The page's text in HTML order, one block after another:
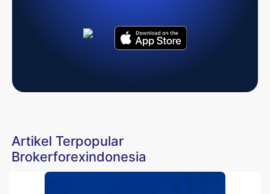
Artikel Terpopular
Brokerforexindonesia